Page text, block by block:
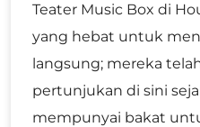
Teater Music Box di
yang hebat untuk
langsung; mereka
pertunjukan di sini
mempunyai bakat